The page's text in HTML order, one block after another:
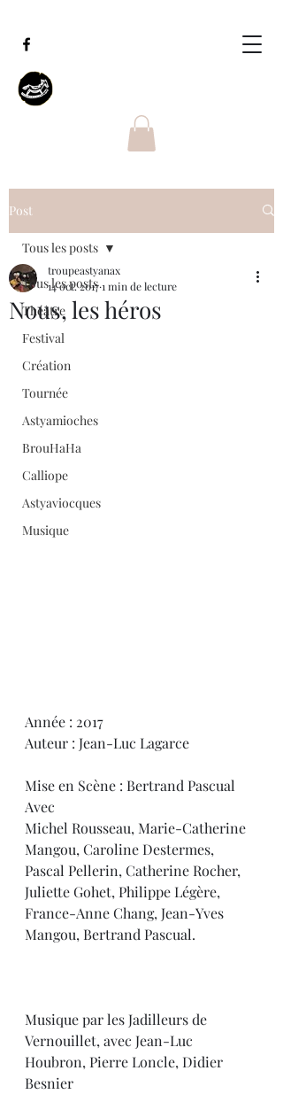
Post
Tous les posts
Théâtre
Festival
Création
Tournée
Astyamioches
BrouHaHa
Calliope
Astyaviocques
Musique
Tous les posts
Nous, les héros
troupeastyanax
14 oct. 20171 min de lecture
Année : 2017
Auteur : Jean-Luc Lagarce
Mise en Scène : Bertrand Pascual
Avec
Michel Rousseau, Marie-Catherine
Mangou, Caroline Destermes,
Pascal Pellerin, Catherine Rocher,
Juliette Gohet, Philippe Légère,
France-Anne Chang, Jean-Yves
Mangou, Bertrand Pascual.
Musique par les Jadilleurs de
Vernouillet, avec Jean-Luc
Houbron, Pierre Loncle, Didier
Besnier